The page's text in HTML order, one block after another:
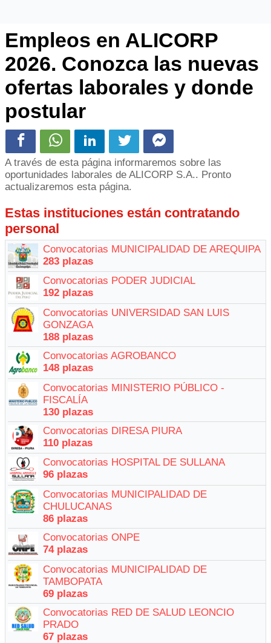
Empleos en ALICORP
2026. Conozca las nuevas
ofertas laborales y donde
postular
A través de esta página informaremos sobre las
oportunidades laborales de ALICORP S.A.. Pronto
actualizaremos esta página.
Estas instituciones están contratando
personal
Convocatorias MUNICIPALIDAD DE AREQUIPA
283 plazas
Convocatorias PODER JUDICIAL
192 plazas
Convocatorias UNIVERSIDAD SAN LUIS
GONZAGA
188 plazas
Convocatorias AGROBANCO
148 plazas
Convocatorias MINISTERIO PÚBLICO -
FISCALÍA
130 plazas
Convocatorias DIRESA PIURA
110 plazas
Convocatorias HOSPITAL DE SULLANA
96 plazas
Convocatorias MUNICIPALIDAD DE
CHULUCANAS
86 plazas
Convocatorias ONPE
74 plazas
Convocatorias MUNICIPALIDAD DE
TAMBOPATA
69 plazas
Convocatorias RED DE SALUD LEONCIO
PRADO
67 plazas